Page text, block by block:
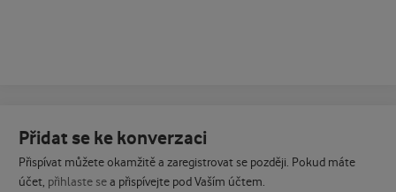
Přidat se ke konverzaci
Přispívat můžete okamžitě a zaregistrovat se později. Pokud máte
účet, přihlaste sea přispívejte pod Vaším účtem.